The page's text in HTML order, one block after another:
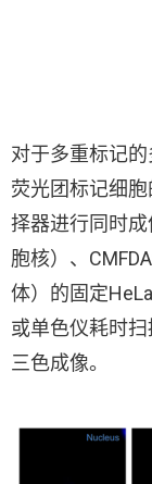
对于多重标记
荧光团标记细
择器进行同时
胞核）、
体）的固定
或单色仪耗时
三色成像。